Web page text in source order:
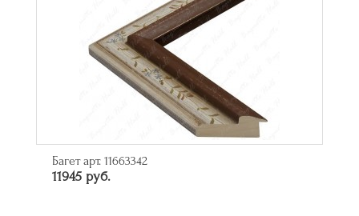
Багет арт. 11663342
11945 руб.